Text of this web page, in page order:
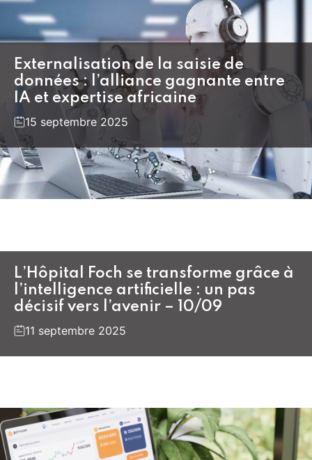
Externalisation de la saisie de
données : l’alliance gagnante entre
IA et expertise africaine
15 septembre 2025
L’Hôpital Foch se transforme grâce à
l’intelligence artificielle : un pas
décisif vers l’avenir – 10/09
11 septembre 2025